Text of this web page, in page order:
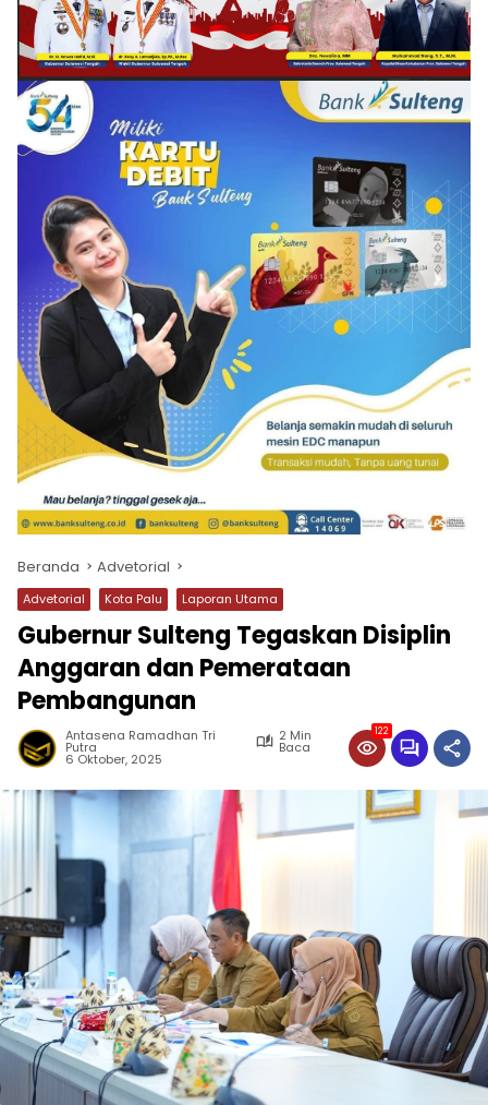
Beranda Advetorial
Advetorial Kota Palu Laporan Utama
Gubernur Sulteng Tegaskan Disiplin
Anggaran dan Pemerataan
Pembangunan
Antasena Ramadhan Tri
Putra
2 Min
Baca
6 Oktober, 2025
122